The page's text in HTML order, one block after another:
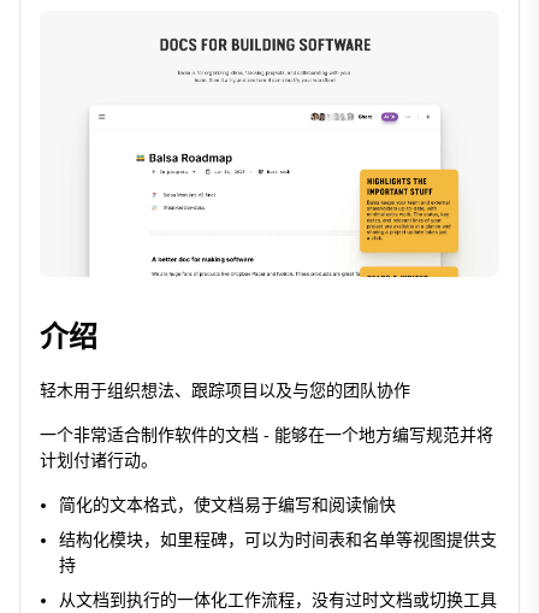
介绍
轻木用于组织想法、跟踪项目以及与您的团队协作
一个非常适合制作软件的文档 - 能够在一个地方编写规范并将
计划付诸行动。
简化的文本格式，使文档易于编写和阅读愉快
结构化模块，如里程碑，可以为时间表和名单等视图提供支
持
从文档到执行的一体化工作流程，没有过时文档或切换工具